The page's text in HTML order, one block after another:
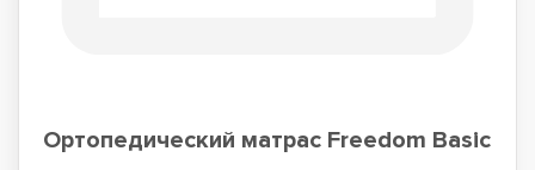
Ортопедический матрас Freedom Basic